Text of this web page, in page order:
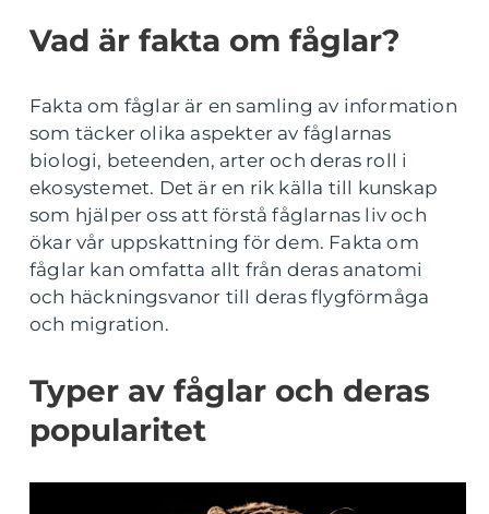
Vad är fakta om fåglar?
Fakta om fåglar är en samling av information
som täcker olika aspekter av fåglarnas
biologi, beteenden, arter och deras roll i
ekosystemet. Det är en rik källa till kunskap
som hjälper oss att förstå fåglarnas liv och
ökar vår uppskattning för dem. Fakta om
fåglar kan omfatta allt från deras anatomi
och häckningsvanor till deras flygförmåga
och migration.
Typer av fåglar och deras
popularitet